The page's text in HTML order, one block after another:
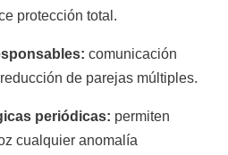
protección total.
comunicación
de parejas múltiples.
periódicas: permiten
cualquier anomalía